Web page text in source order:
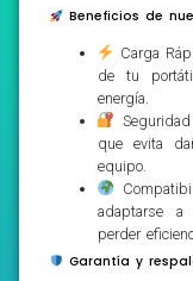
Beneficios de
Carga
de tu
energía.
que evita
equipo.
adaptarse
perder
Garantía y